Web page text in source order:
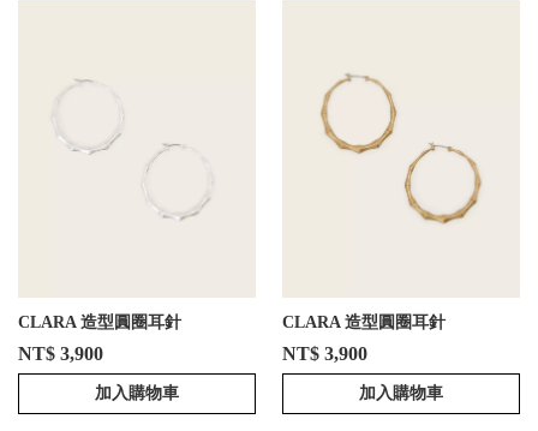
CLARA 造型圓圈耳針
NT$ 3,900
加入購物車
CLARA 造型圓圈耳針
NT$ 3,900
加入購物車